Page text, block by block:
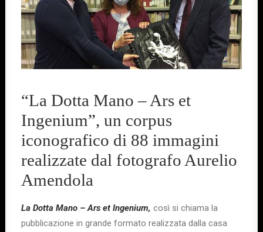
“La Dotta Mano – Ars et
Ingenium”, un corpus
iconografico di 88 immagini
realizzate dal fotografo Aurelio
Amendola
La Dotta Mano – Ars et Ingenium, così si chiama la
pubblicazione in grande formato realizzata dalla casa